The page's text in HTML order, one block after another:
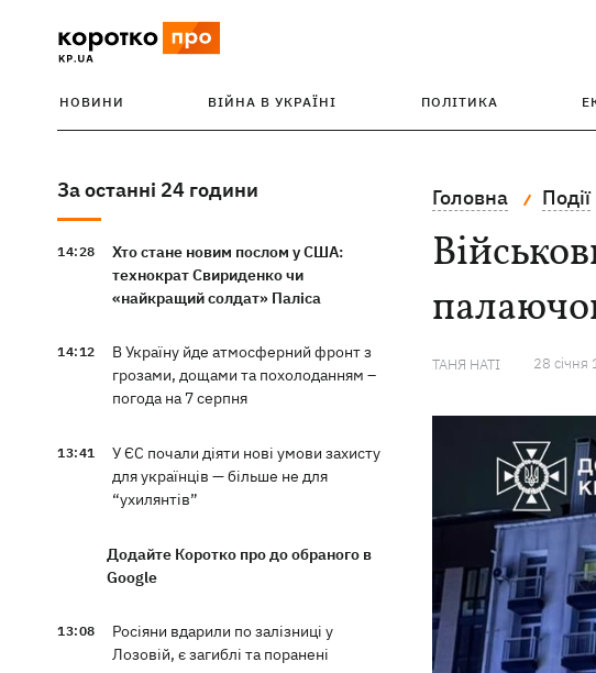
НОВИНИ ВІЙНА В УКРАЇНІ ПОЛІТИКА
За останні 24 години
14:28
Хто стане новим послом у США:
технократ Свириденко чи
«найкращий солдат» Паліса
14:12
В Україну йде атмосферний фронт з
грозами, дощами та похолоданням –
погода на 7 серпня
13:41
У ЄС почали діяти нові умови захисту
для українців — більше не для
“ухилянтів”
Додайте Коротко про до обраного в
Google
13:08
Росіяни вдарили по залізниці у
Лозовій, є загиблі та поранені
Головна Події
ТАНЯ НАТІ 28 сiчня